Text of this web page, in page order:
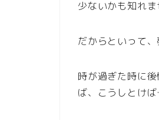
少ないかも知れま
だからといって
時が過ぎた時に
ば、こうしとけ